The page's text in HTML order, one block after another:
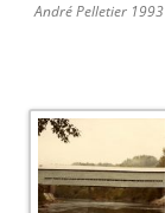
André Pelletier 1993